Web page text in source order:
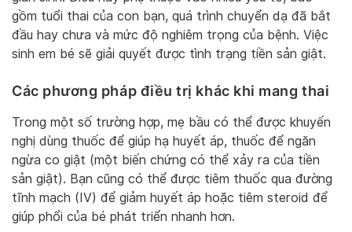
gồm tuổi thai của con bạn, quá trình chuyển dạ đã bắt
đầu hay chưa và mức độ nghiêm trọng của bệnh. Việc
sinh em bé sẽ giải quyết được tình trạng tiền sản giật.
Các phương pháp điều trị khác khi mang thai
Trong một số trường hợp, mẹ bầu có thể được khuyến
nghị dùng thuốc để giúp hạ huyết áp, thuốc để ngăn
ngừa co giật (một biến chứng có thể xảy ra của tiền
sản giật). Bạn cũng có thể được tiêm thuốc qua đường
tĩnh mạch (IV) để giảm huyết áp hoặc tiêm steroid để
giúp phổi của bé phát triển nhanh hơn.